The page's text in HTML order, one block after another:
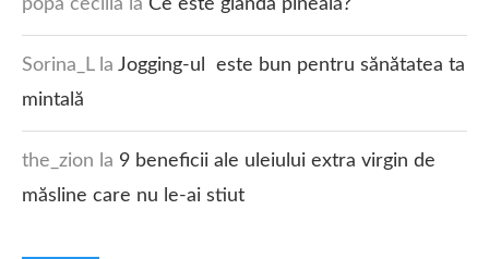
popa cecilia la Ce este glanda pineală?
Sorina_Lla Jogging-ul este bun pentru sănătatea ta
mintală
the_zion la 9 beneficii ale uleiului extra virgin de
măsline care nu le-ai stiut